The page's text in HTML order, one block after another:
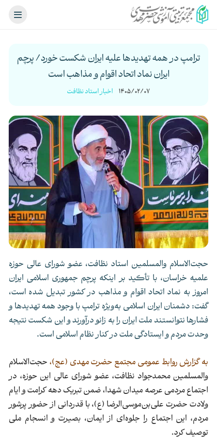
ترامپ در همه تهدیدها علیه ایران شکست خورد/ پرچم
ایران نماد اتحاد اقوام و مذاهب است
1405/02/07 اخبار استاد نظافت
حجت‌الاسلام والمسلمین استاد نظافت، عضو شورای عالی حوزه
علمیه خراسان، با تأکید بر اینکه پرچم جمهوری اسلامی ایران
امروز به نماد اتحاد اقوام و مذاهب در کشور تبدیل شده است،
گفت: دشمنان ایران اسلامی به‌ویژه ترامپ با وجود همه تهدیدها و
فشارها نتوانستند ملت ایران را به زانو درآورند و این شکست نتیجه
وحدت مردم و ایستادگی ملت در کنار نظام اسلامی است.
به گزارش روابط عمومی مجتمع حضرت مهدی (عج)، حجت‌الاسلام
والمسلمین محمدجواد نظافت، عضو شورای عالی این حوزه، در
اجتماع مردمی عرصه میدان شهدا، ضمن تبریک دهه کرامت و ایام
ولادت حضرت علی‌بن‌موسی‌الرضا (ع)، با قدردانی از حضور پرشور
مردم، این اجتماع را جلوه‌ای از ایمان، بصیرت و انسجام ملی
توصیف کرد.